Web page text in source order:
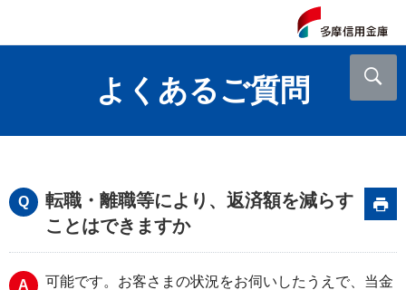
よくあるご質問
転職・離職等により、返済額を減らす
ことはできますか
可能です。お客さまの状況をお伺いしたうえで、当金